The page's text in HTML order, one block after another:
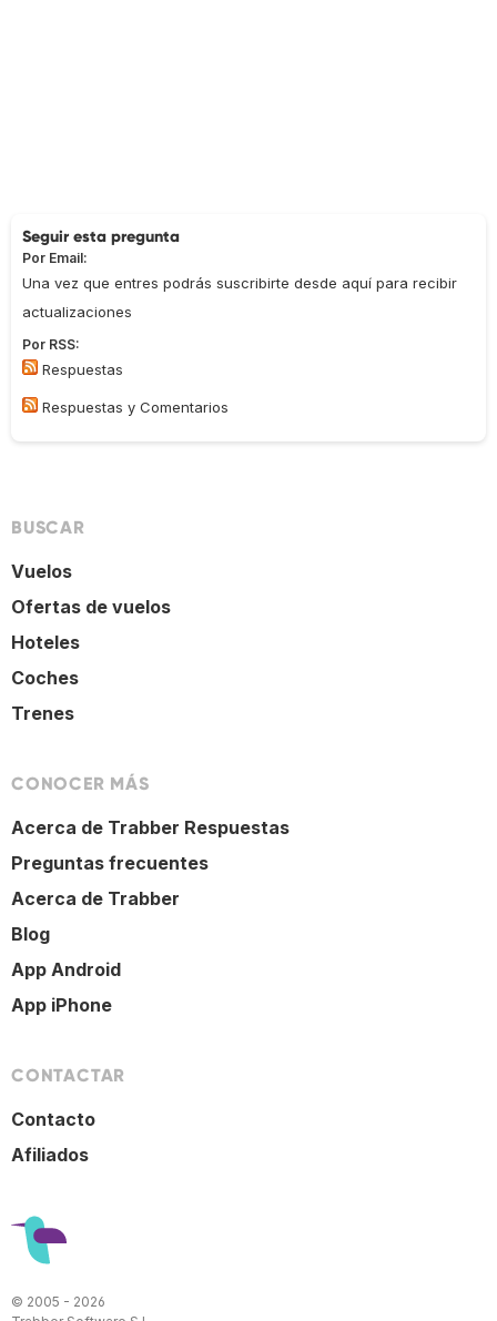
Seguir esta pregunta
Por Email:
Una vez que entres podrás suscribirte desde aquí para recibir
actualizaciones
Por RSS:
Respuestas
Respuestas y Comentarios
BUSCAR
Vuelos
Ofertas de vuelos
Hoteles
Coches
Trenes
CONOCER MÁS
Acerca de Trabber Respuestas
Preguntas frecuentes
Acerca de Trabber
Blog
App Android
App iPhone
CONTACTAR
Contacto
Afiliados
© 2005 - 2026